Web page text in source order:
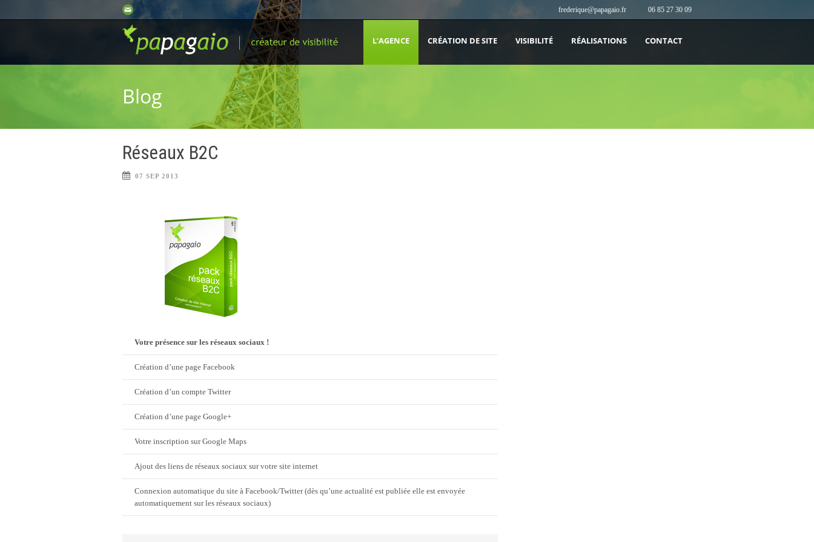
frederique@papagaio.fr 06 85 27 30 09
L’AGENCE CRÉATION DE SITE VISIBILITÉ RÉALISATIONS CONTACT
Blog
Réseaux B2C
07 SEP 2013
Votre présence sur les réseaux sociaux !
Création d’une page Facebook
Création d’un compte Twitter
Création d’une page Google+
Votre inscription sur Google Maps
Ajout des liens de réseaux sociaux sur votre site internet
Connexion automatique du site à Facebook/Twitter (dès qu’une actualité est publiée elle est envoyée
automatiquement sur les réseaux sociaux)